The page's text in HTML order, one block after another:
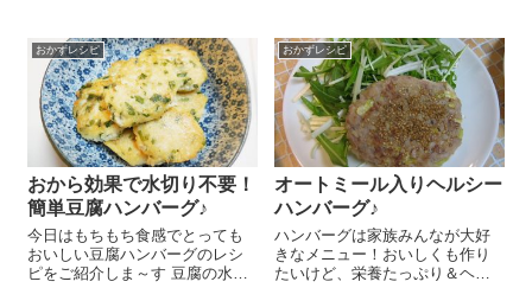
鍋に入れるともっちりおいしい
餅きび団子😉 雑穀パワー、どん
どん頂いちゃいましょう♪ まず
『...
た(笑) まだ小さい赤ちゃんの離
乳食、栄養を考えたり噛む練習
のために固さを月齢に...
おかずレシピ
おから効果で水切り不要！
簡単豆腐ハンバーグ♪
今日はもちもち食感でとっても
おいしい豆腐ハンバーグのレシ
ピをご紹介しま～す 豆腐の水切
おかずレシピ
オートミール入りヘルシー
ハンバーグ♪
ハンバーグは家族みんなが大好
きなメニュー！おいしくも作り
たいけど、栄養たっぷり＆ヘル